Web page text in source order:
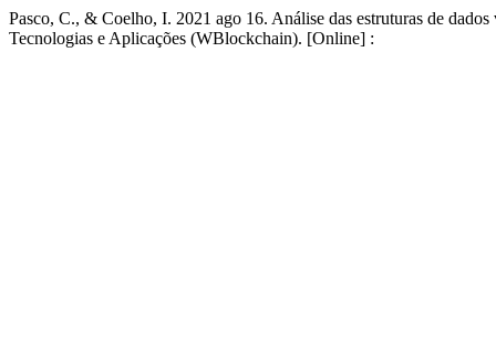
Pasco, C., & Coelho, I. 2021 ago 16. Análise das estruturas de
Tecnologias e Aplicações (WBlockchain). [Online] :